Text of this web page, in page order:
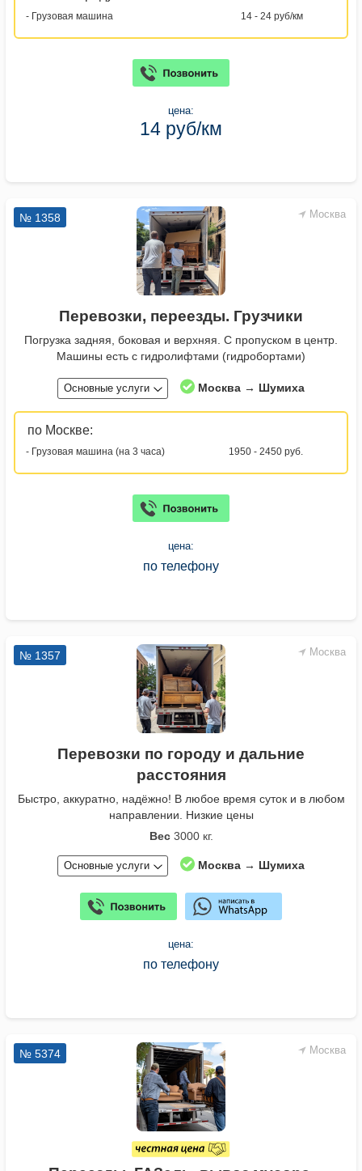
- Грузовая машина 14 - 24 руб/км
цена:
14 руб/км
Москва
№ 1358
Перевозки, переезды. Грузчики
Погрузка задняя, боковая и верхняя. С пропуском в центр.
Машины есть с гидролифтами (гидробортами)
Основные услуги Москва → Шумиха
по Москве:
- Грузовая машина (на 3 часа) 1950 - 2450 руб.
цена:
по телефону
Москва
№ 1357
Перевозки по городу и дальние
расстояния
Быстро, аккуратно, надёжно! В любое время суток и в любом
направлении. Низкие цены
Вес3000 кг.
Основные услуги Москва → Шумиха
цена:
по телефону
Москва
№ 5374